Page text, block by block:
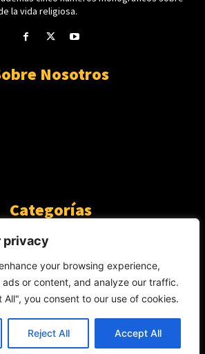
privacy
your browsing experience,
ads or content, and analyze our traffic.
you consent to our use of cookies.
Reject All Accept All
la vida religiosa.
Nosotros
Categorías
ARTÍCULOS
GUANTE DE SEDA
CALOR DE LA PALABRA
Y YO QUE SÉ
423
NOTICIAS
234
SIN CATEGORÍA
174